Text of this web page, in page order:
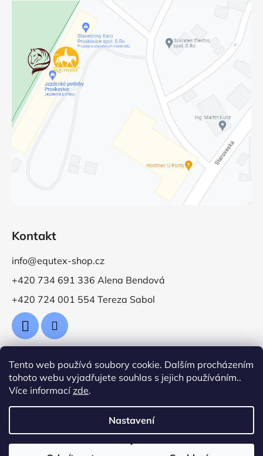
Tento web používá soubory cookie. Dalším procházením
tohoto webu vyjadřujete souhlas s jejich používáním..
Více informacízde.
Nastavení
Kontakt
info@equtex-shop.cz
+420 734 691 336 Alena Bendová
+420 724 001 554 Tereza Sabol
Přijímáme online platby
Vytvořil Shoptet